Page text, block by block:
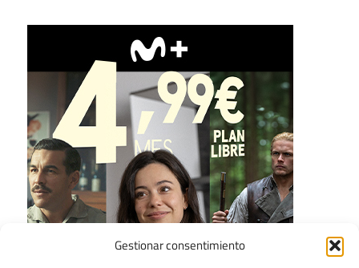
Gestionar consentimiento